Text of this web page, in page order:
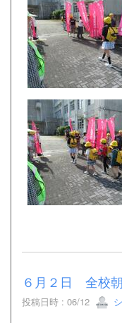
６月２日 全校
投稿日時 : 06/12